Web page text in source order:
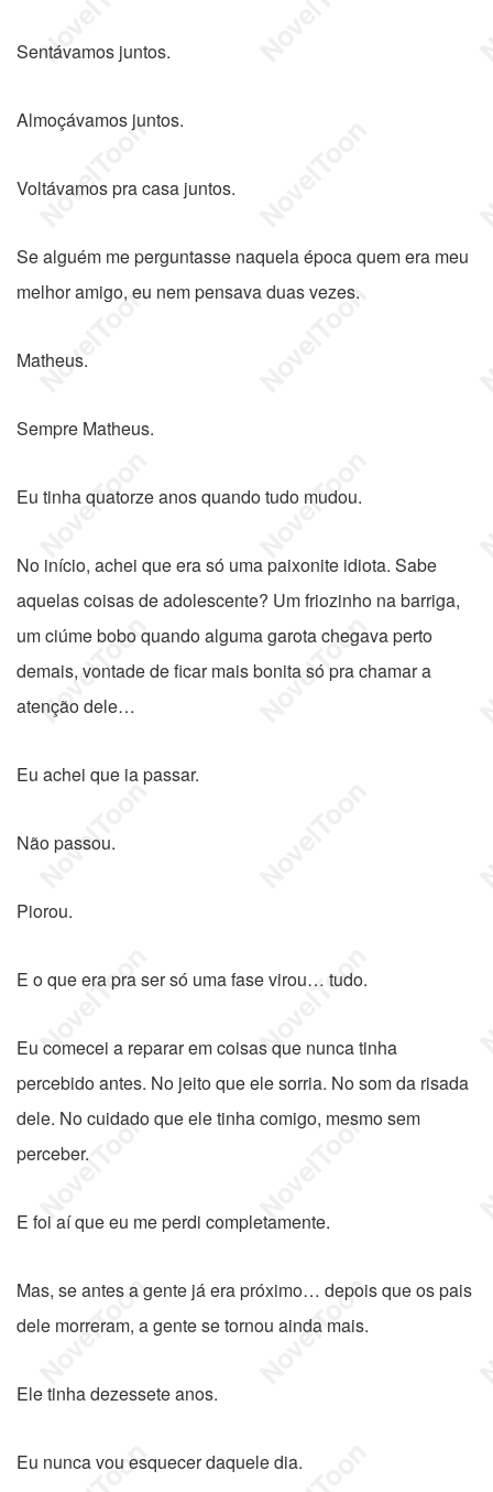
Sentávamos juntos.
Almoçávamos juntos.
Voltávamos pra casa juntos.
Se alguém me perguntasse naquela época quem era meu
melhor amigo, eu nem pensava duas vezes.
Matheus.
Sempre Matheus.
Eu tinha quatorze anos quando tudo mudou.
No início, achei que era só uma paixonite idiota. Sabe
aquelas coisas de adolescente? Um friozinho na barriga,
um ciúme bobo quando alguma garota chegava perto
demais, vontade de ficar mais bonita só pra chamar a
atenção dele…
Eu achei que ia passar.
Não passou.
Piorou.
E o que era pra ser só uma fase virou… tudo.
Eu comecei a reparar em coisas que nunca tinha
percebido antes. No jeito que ele sorria. No som da risada
dele. No cuidado que ele tinha comigo, mesmo sem
perceber.
E foi aí que eu me perdi completamente.
Mas, se antes a gente já era próximo… depois que os pais
dele morreram, a gente se tornou ainda mais.
Ele tinha dezessete anos.
Eu nunca vou esquecer daquele dia.